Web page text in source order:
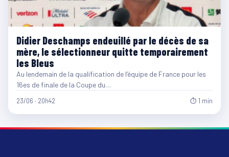
Didier Deschamps endeuillé par le décès de sa
mère, le sélectionneur quitte temporairement
les Bleus
Au lendemain de la qualification de l’équipe de France pour les
16es de finale de la Coupe du…
23/06 · 20h42 ⏱ 1 min